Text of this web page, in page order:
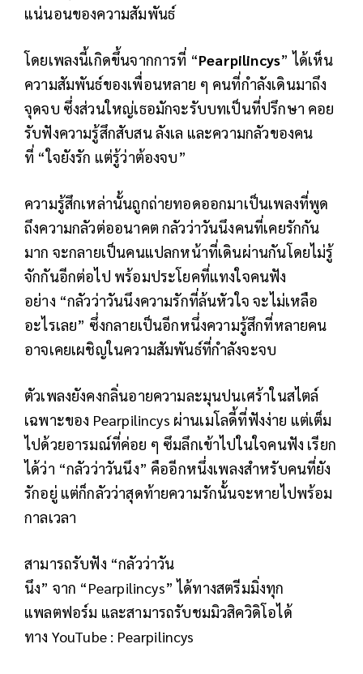
แน่นอนของความสัมพันธ์
โดยเพลงนี้เกิดขึ้นจากการที่ “Pearpilincys” ได้เห็น
ความสัมพันธ์ของเพื่อนหลาย ๆ คนที่กำลังเดินมาถึง
จุดจบ ซึ่งส่วนใหญ่เธอมักจะรับบทเป็นที่ปรึกษา คอย
รับฟังความรู้สึกสับสน ลังเล และความกลัวของคน
ที่ “ใจยังรัก แต่รู้ว่าต้องจบ”
ความรู้สึกเหล่านั้นถูกถ่ายทอดออกมาเป็นเพลงที่พูด
ถึงความกลัวต่ออนาคต กลัวว่าวันนึงคนที่เคยรักกัน
มาก จะกลายเป็นคนแปลกหน้าที่เดินผ่านกันโดยไม่รู้
จักกันอีกต่อไป พร้อมประโยคที่แทงใจคนฟัง
อย่าง “กลัวว่าวันนึงความรักที่ล้นหัวใจ จะไม่เหลือ
อะไรเลย” ซึ่งกลายเป็นอีกหนึ่งความรู้สึกที่หลายคน
อาจเคยเผชิญในความสัมพันธ์ที่กำลังจะจบ
ตัวเพลงยังคงกลิ่นอายความละมุนปนเศร้าในสไตล์
เฉพาะของ Pearpilincys ผ่านเมโลดี้ที่ฟังง่าย แต่เต็ม
ไปด้วยอารมณ์ที่ค่อย ๆ ซึมลึกเข้าไปในใจคนฟัง เรียก
ได้ว่า “กลัวว่าวันนึง” คืออีกหนึ่งเพลงสำหรับคนที่ยัง
รักอยู่ แต่ก็กลัวว่าสุดท้ายความรักนั้นจะหายไปพร้อม
กาลเวลา
สามารถรับฟัง “กลัวว่าวัน
นึง” จาก “Pearpilincys” ได้ทางสตรีมมิ่งทุก
แพลตฟอร์ม และสามารถรับชมมิวสิควิดิโอได้
ทาง YouTube : Pearpilincys